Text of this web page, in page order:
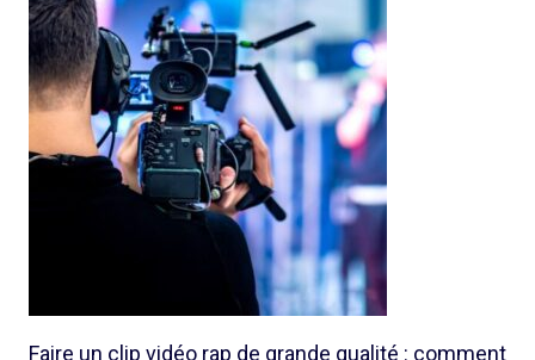
Faire un clip vidéo rap de grande qualité : comment